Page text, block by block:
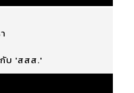
บ 'สสส.'